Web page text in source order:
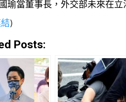
瑜當董事長，外交部未來在
)
Posts: